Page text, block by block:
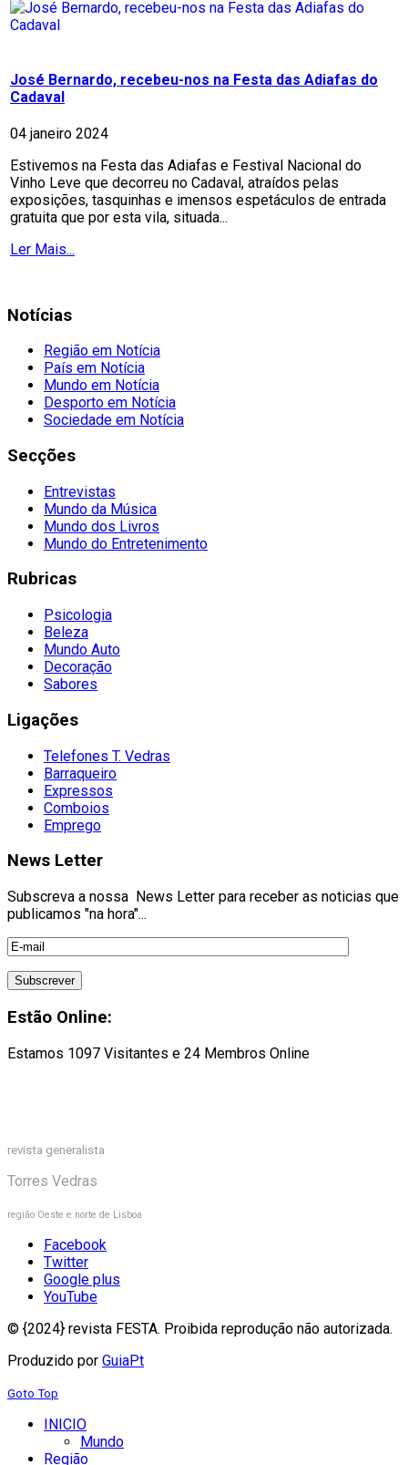
José Bernardo, recebeu-nos na Festa das Adiafas do
Cadaval
04 janeiro 2024
Estivemos na Festa das Adiafas e Festival Nacional do
Vinho Leve que decorreu no Cadaval, atraídos pelas
exposições, tasquinhas e imensos espetáculos de entrada
gratuita que por esta vila, situada...
Ler Mais...
Notícias
Região em Notícia
País em Notícia
Mundo em Notícia
Desporto em Notícia
Sociedade em Notícia
Secções
Entrevistas
Mundo da Música
Mundo dos Livros
Mundo do Entretenimento
Rubricas
Psicologia
Beleza
Mundo Auto
Decoração
Sabores
Ligações
Telefones T. Vedras
Barraqueiro
Expressos
Comboios
Emprego
News Letter
Subscreva a nossa News Letter para receber as noticias que
publicamos "na hora"...
Estão Online:
Estamos 1097 Visitantes e 24 Membros Online
revista generalista
Torres Vedras
região Oeste e norte de Lisboa
Facebook
Twitter
Google plus
YouTube
© {2024} revista FESTA. Proibida reprodução não autorizada.
Produzido por GuiaPt
Goto Top
INICIO
Mundo
Região